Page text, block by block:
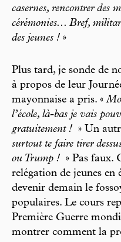
casernes, rencontrer des
cérémonies... Bref,
des jeunes ! »
Plus tard, je sonde de
à propos de leur
mayonnaise a pris. «
l’école, là-bas je vais
gratuitement ! » Un
surtout te faire tirer
ou Trump ! » Pas faux.
relégation de jeunes en
devenir demain le
populaires. Le cours
Première Guerre
montrer comment la